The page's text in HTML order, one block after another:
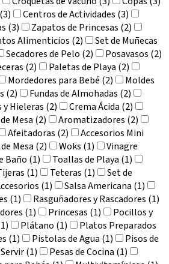
Centros de Actividades (3)
(3)
Zapatos de Princesas (2)
Alimenticios (2)
Set de Muñecas
Secadores de Pelo (2)
Posavasos (2)
(2)
Paletas de Playa (2)
Mordedores para Bebé (2)
Moldes
(2)
Fundas de Almohadas (2)
y Hieleras (2)
Crema Ácida (2)
Mesa (2)
Aromatizadores (2)
Afeitadoras (2)
Accesorios Mini
Mesa (2) Woks (1)
Vinagre
Baño (1)
Toallas de Playa (1)
(1) Teteras (1)
Set de
(1)
Salsa Americana (1)
(1)
Rasguñadores y Rascadores (1)
(1)
Princesas (1)
Pocillos y
Plátano (1)
Platos Preparados
(1) Pistolas de Agua (1)
Pisos de
(1)
Pesas de Cocina (1)